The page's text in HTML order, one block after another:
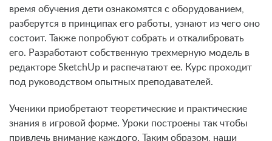
время обучения дети ознакомятся с оборудованием,
разберутся в принципах его работы, узнают из чего оно
состоит. Также попробуют собрать и откалибровать
его. Разработают собственную трехмерную модель в
редакторе SketchUp и распечатают ее. Курс проходит
под руководством опытных преподавателей.
Ученики приобретают теоретические и практические
знания в игровой форме. Уроки построены так чтобы
привлечь внимание каждого. Таким образом, наши